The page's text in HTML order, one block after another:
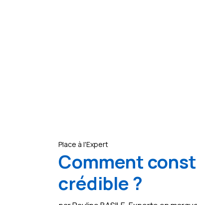
Place à l'Expert
Comment
crédible ?